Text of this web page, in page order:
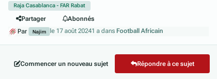
Raja Casablanca - FAR Rabat
Partager
Abonnés
Par
Najim le 17 août 20241 a dans Football Africain
Commencer un nouveau sujet Répondre à ce sujet